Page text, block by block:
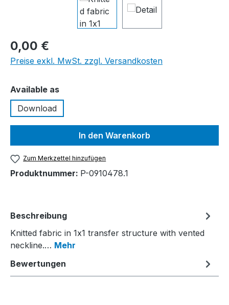
0,00 €
Preise exkl. MwSt. zzgl. Versandkosten
Available asauswählen
Download
In den Warenkorb
Zum Merkzettel hinzufügen
Produktnummer: P-0910478.1
Beschreibung
Knitted fabric in 1x1 transfer structure with vented
neckline.… Mehr
Bewertungen